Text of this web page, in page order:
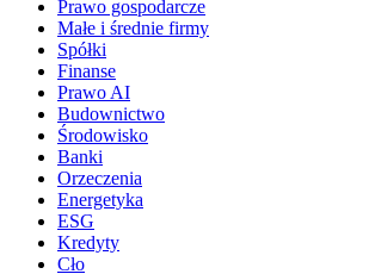
Prawo gospodarcze
Małe i średnie firmy
Spółki
Finanse
Prawo AI
Budownictwo
Środowisko
Banki
Orzeczenia
Energetyka
ESG
Kredyty
Cło